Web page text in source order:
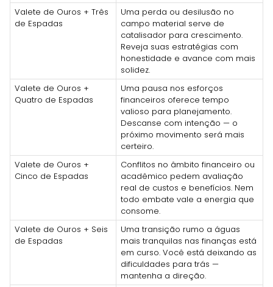
Valete de Ouros + Três
de Espadas
Uma perda ou desilusão no
campo material serve de
catalisador para crescimento.
Reveja suas estratégias com
honestidade e avance com mais
solidez.
Valete de Ouros +
Quatro de Espadas
Uma pausa nos esforços
financeiros oferece tempo
valioso para planejamento.
Descanse com intenção — o
próximo movimento será mais
certeiro.
Valete de Ouros +
Cinco de Espadas
Conflitos no âmbito financeiro ou
acadêmico pedem avaliação
real de custos e benefícios. Nem
todo embate vale a energia que
consome.
Valete de Ouros + Seis
de Espadas
Uma transição rumo a águas
mais tranquilas nas finanças está
em curso. Você está deixando as
dificuldades para trás —
mantenha a direção.